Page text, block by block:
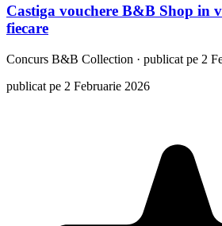
Castiga vouchere B&B Shop in
fiecare
Concurs B&B Collection · publicat pe 2
publicat pe 2 Februarie 2026